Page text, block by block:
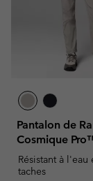
Pantalon de
Cosmique
Résistant à l'eau
taches